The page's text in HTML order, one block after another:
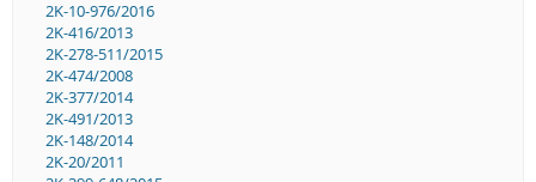
2K-10-976/2016
2K-416/2013
2K-278-511/2015
2K-474/2008
2K-377/2014
2K-491/2013
2K-148/2014
2K-20/2011